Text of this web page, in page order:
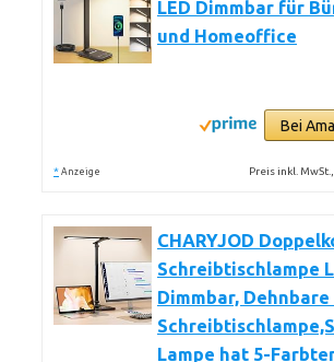
LED Dimmbar für
und Homeoffice
Bei
* Anzeige Preis inkl.
CHARYJOD
Schreibtischlampe
Dimmbar, Dehnbare
Lampe hat 5-